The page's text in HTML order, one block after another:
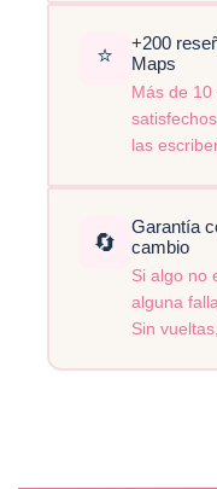
⭐
+200
Maps
Más de
las
🔄
Garantía
cambio
Si algo no
alguna
Sin